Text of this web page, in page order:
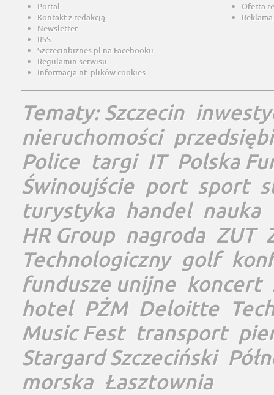
Portal
Kontakt z redakcją
Newsletter
RSS
Szczecinbiznes.pl na Facebooku
Regulamin serwisu
Informacja nt. plików cookies
Oferta
Tematy:Szczecin
nieruchomości
Police targi IT Polska
Świnoujście port sport
turystyka handel nauka
HR Group nagroda ZUT
Technologiczny golf
fundusze unijne koncert
hotel PŻM Deloitte
Music Fest transport
Stargard Szczeciński
morska Łasztownia